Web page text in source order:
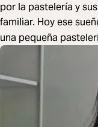
por la pastelería y
familiar. Hoy ese
una pequeña